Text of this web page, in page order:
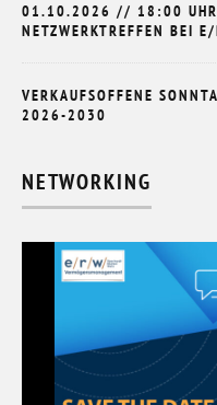
01.10.2026 // 18:00 UHR
NETZWERKTREFFEN BEI
VERKAUFSOFFENE
2026-2030
NETWORKING